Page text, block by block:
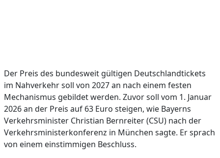
Der Preis des bundesweit gültigen Deutschlandtickets
im Nahverkehr soll von 2027 an nach einem festen
Mechanismus gebildet werden. Zuvor soll vom 1. Januar
2026 an der Preis auf 63 Euro steigen, wie Bayerns
Verkehrsminister Christian Bernreiter (CSU) nach der
Verkehrsministerkonferenz in München sagte. Er sprach
von einem einstimmigen Beschluss.